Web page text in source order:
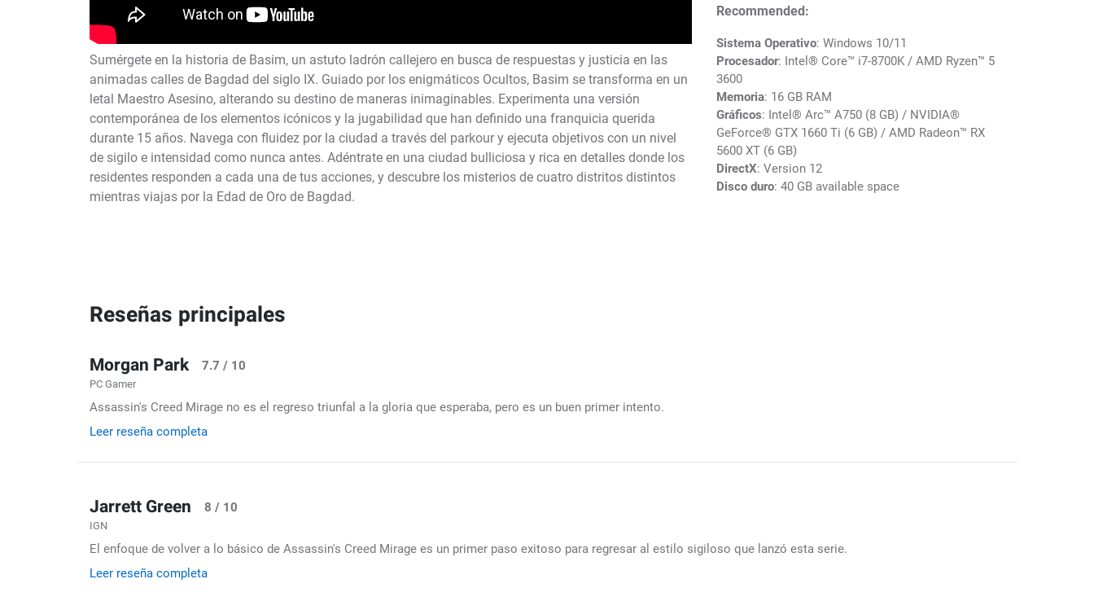
Sumérgete en la historia de Basim, un astuto ladrón callejero en busca de respuestas y justicia en las
animadas calles de Bagdad del siglo IX. Guiado por los enigmáticos Ocultos, Basim se transforma en un
letal Maestro Asesino, alterando su destino de maneras inimaginables. Experimenta una versión
contemporánea de los elementos icónicos y la jugabilidad que han definido una franquicia querida
durante 15 años. Navega con fluidez por la ciudad a través del parkour y ejecuta objetivos con un nivel
de sigilo e intensidad como nunca antes. Adéntrate en una ciudad bulliciosa y rica en detalles donde los
residentes responden a cada una de tus acciones, y descubre los misterios de cuatro distritos distintos
mientras viajas por la Edad de Oro de Bagdad.
Recommended:
Sistema Operativo: Windows 10/11
Procesador: Intel® Core™ i7-8700K / AMD Ryzen™ 5
3600
Memoria: 16 GB RAM
Gráficos: Intel® Arc™ A750 (8 GB) / NVIDIA®
GeForce® GTX 1660 Ti (6 GB) / AMD Radeon™ RX
5600 XT (6 GB)
DirectX: Version 12
Disco duro: 40 GB available space
Reseñas principales
Morgan Park 7.7 / 10
PC Gamer
Assassin's Creed Mirage no es el regreso triunfal a la gloria que esperaba, pero es un buen primer intento.
Leer reseña completa
Jarrett Green 8 / 10
IGN
El enfoque de volver a lo básico de Assassin's Creed Mirage es un primer paso exitoso para regresar al estilo sigiloso que lanzó esta serie.
Leer reseña completa